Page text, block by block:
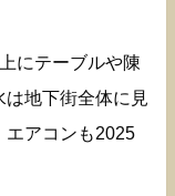
にテーブルや陳
地下街全体に見
エアコンも2025